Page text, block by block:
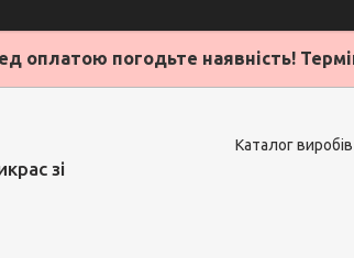
оплатою погодьте наявність!
зі
Каталог виробів